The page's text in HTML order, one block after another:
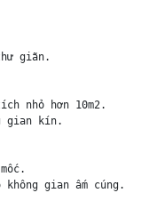
giãn.
nhỏ hơn 10m2.
gian kín.
gian ấm cúng.